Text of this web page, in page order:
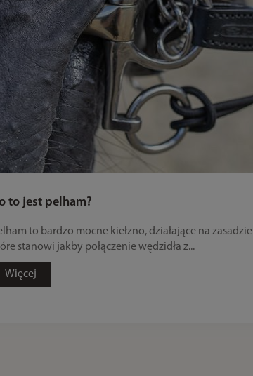
to jest pelham?
to bardzo mocne kiełzno, działające na
stanowi jakby połączenie wędzidła z...
Więcej